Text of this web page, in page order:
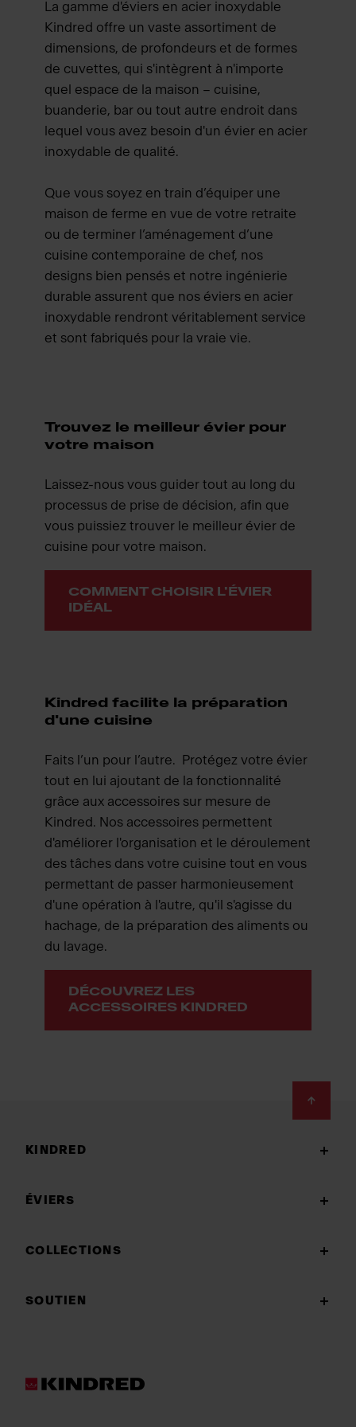
La gamme d'éviers en acier inoxydable
Kindred offre un vaste assortiment de
dimensions, de profondeurs et de formes
de cuvettes, qui s'intègrent à n'importe
quel espace de la maison – cuisine,
buanderie, bar ou tout autre endroit dans
lequel vous avez besoin d'un évier en acier
inoxydable de qualité.
Que vous soyez en train d’équiper une
maison de ferme en vue de votre retraite
ou de terminer l’aménagement d’une
cuisine contemporaine de chef, nos
designs bien pensés et notre ingénierie
durable assurent que nos éviers en acier
inoxydable rendront véritablement service
et sont fabriqués pour la vraie vie.
Trouvez le meilleur évier pour
votre maison
Laissez-nous vous guider tout au long du
processus de prise de décision, afin que
vous puissiez trouver le meilleur évier de
cuisine pour votre maison.
COMMENT CHOISIR L'ÉVIER
IDÉAL
Kindred facilite la préparation
d'une cuisine
Faits l’un pour l’autre. Protégez votre évier
tout en lui ajoutant de la fonctionnalité
grâce aux accessoires sur mesure de
Kindred. Nos accessoires permettent
d'améliorer l'organisation et le déroulement
des tâches dans votre cuisine tout en vous
permettant de passer harmonieusement
d'une opération à l'autre, qu'il s'agisse du
hachage, de la préparation des aliments ou
du lavage.
DÉCOUVREZ LES
ACCESSOIRES KINDRED
KINDRED
ÉVIERS
COLLECTIONS
SOUTIEN